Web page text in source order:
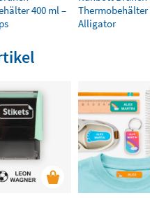
400 ml –
Thermobehälter
Alligator